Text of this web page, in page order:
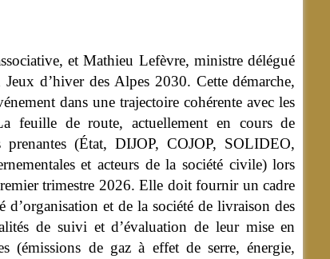
et Mathieu Lefèvre, ministre délégué
d’hiver des Alpes 2030. Cette démarche,
dans une trajectoire cohérente avec les
feuille de route, actuellement en cours de
prenantes (État, DIJOP, COJOP, SOLIDEO,
et acteurs de la société civile) lors
trimestre 2026. Elle doit fournir un cadre
et de la société de livraison des
de suivi et d’évaluation de leur mise en
(émissions de gaz à effet de serre, énergie,